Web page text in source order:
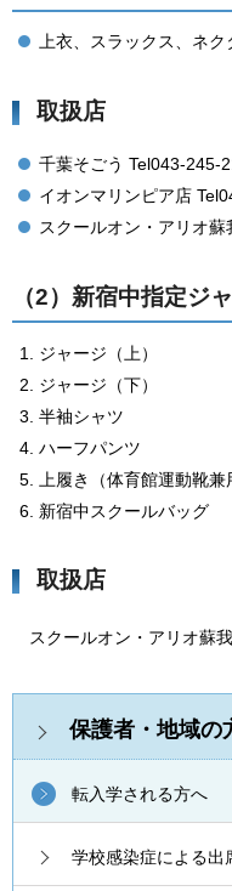
上衣、スラックス、ネ
取扱店
千葉そごう Tel043-245-
イオンマリンピア店
スクールオン・アリオ
（2）新宿中指定ジ
ジャージ（上）
ジャージ（下）
半袖シャツ
ハーフパンツ
上履き（体育館運動靴兼
新宿中スクールバッグ
取扱店
スクールオン・アリオ蘇
保護者・地域の
転入学される方へ
学校感染症による出